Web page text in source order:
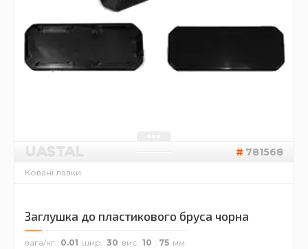
UASTAL 781568
Ковані лавки
Заглушка до пластикового бруса чорна
вага/кг. 0.01 шир. 30 вис. 10 75